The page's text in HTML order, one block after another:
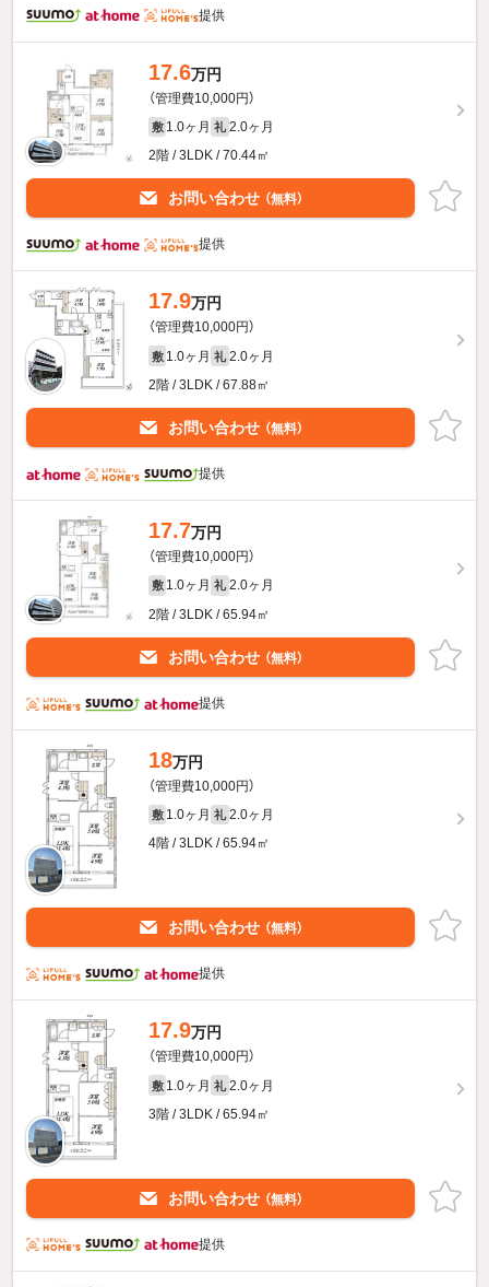
提供
17.6万円
（管理費10,000円）
敷 1.0ヶ月 礼 2.0ヶ月
2階 / 3LDK / 70.44㎡
お問い合わせ （無料）
提供
17.9万円
（管理費10,000円）
敷 1.0ヶ月 礼 2.0ヶ月
2階 / 3LDK / 67.88㎡
お問い合わせ （無料）
提供
17.7万円
（管理費10,000円）
敷 1.0ヶ月 礼 2.0ヶ月
2階 / 3LDK / 65.94㎡
お問い合わせ （無料）
提供
18万円
（管理費10,000円）
敷 1.0ヶ月 礼 2.0ヶ月
4階 / 3LDK / 65.94㎡
お問い合わせ （無料）
提供
17.9万円
（管理費10,000円）
敷 1.0ヶ月 礼 2.0ヶ月
3階 / 3LDK / 65.94㎡
お問い合わせ （無料）
提供